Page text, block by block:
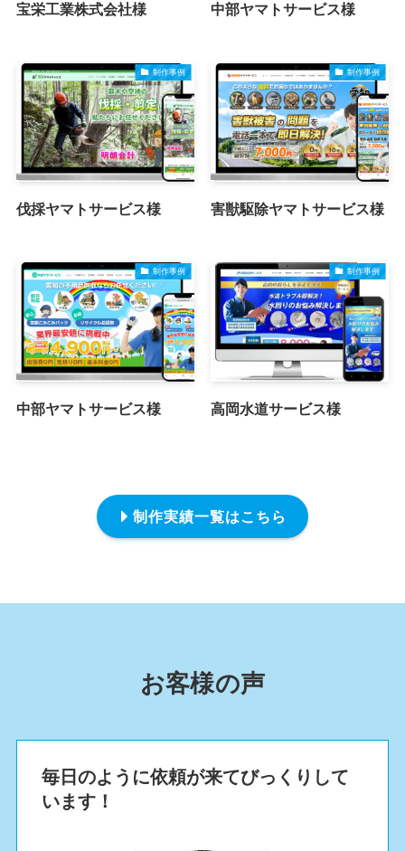
宝栄工業株式会社様 中部ヤマトサービス様
制作事例
伐採ヤマトサービス様
制作事例
害獣駆除ヤマトサービス様
制作事例
中部ヤマトサービス様
制作事例
高岡水道サービス様
制作実績一覧はこちら
お客様の声
毎日のように依頼が来てびっくりして
います！